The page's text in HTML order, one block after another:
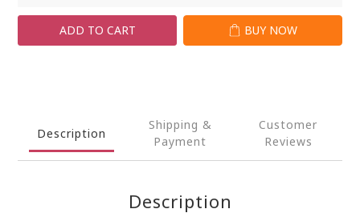
ADD TO CART BUY NOW
Description
Shipping &
Payment
Customer
Reviews
Description